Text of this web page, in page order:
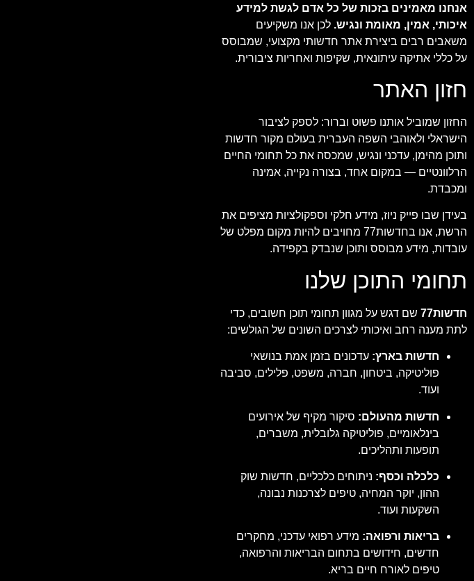
אנחנו מאמינים בזכות של כל אדם לגשת למידע
איכותי, אמין, מאומת ונגיש. לכן אנו משקיעים
משאבים רבים ביצירת אתר חדשותי מקצועי, שמבוסס
על כללי אתיקה עיתונאית, שקיפות ואחריות ציבורית.
חזון האתר
החזון שמוביל אותנו פשוט וברור: לספק לציבור
הישראלי ולאוהבי השפה העברית בעולם מקור חדשות
ותוכן מהימן, עדכני ונגיש, שמכסה את כל תחומי החיים
הרלוונטיים — במקום אחד, בצורה נקייה, אמינה
ומכבדת.
בעידן שבו פייק ניוז, מידע חלקי וספקולציות מציפים את
הרשת, אנו בחדשות77 מחויבים להיות מקום מפלט של
עובדות, מידע מבוסס ותוכן שנבדק בקפידה.
תחומי התוכן שלנו
חדשות77
שם דגש על מגוון תחומי תוכן חשובים, כדי
לתת מענה רחב ואיכותי לצרכים השונים של הגולשים:
חדשות בארץ: עדכונים בזמן אמת בנושאי
פוליטיקה, ביטחון, חברה, משפט, פלילים, סביבה
ועוד.
חדשות מהעולם: סיקור מקיף של אירועים
בינלאומיים, פוליטיקה גלובלית, משברים,
תופעות ותהליכים.
כלכלה וכסף: ניתוחים כלכליים, חדשות שוק
ההון, יוקר המחיה, טיפים לצרכנות נבונה,
השקעות ועוד.
בריאות ורפואה: מידע רפואי עדכני, מחקרים
חדשים, חידושים בתחום הבריאות והרפואה,
טיפים לאורח חיים בריא.